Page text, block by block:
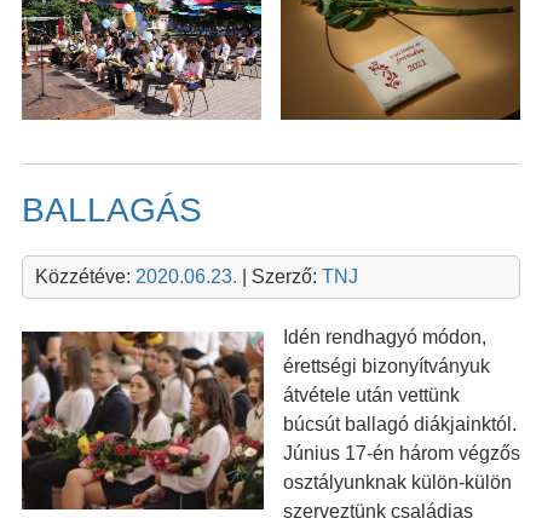
BALLAGÁS
Közzétéve: 2020.06.23. | Szerző: TNJ
Idén rendhagyó módon,
érettségi bizonyítványuk
átvétele után vettünk
búcsút ballagó diákjainktól.
Június 17-én három végzős
osztályunknak külön-külön
szerveztünk családias